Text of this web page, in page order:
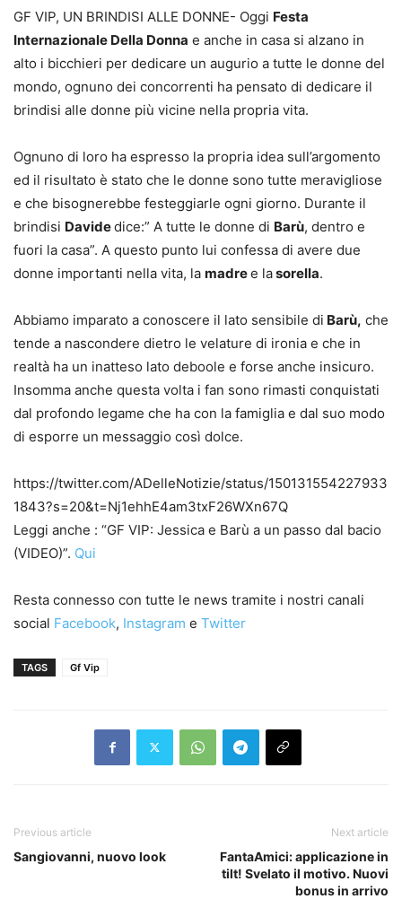
GF VIP, UN BRINDISI ALLE DONNE- Oggi Festa
Internazionale Della Donna e anche in casa si alzano in
alto i bicchieri per dedicare un augurio a tutte le donne del
mondo, ognuno dei concorrenti ha pensato di dedicare il
brindisi alle donne più vicine nella propria vita.
Ognuno di loro ha espresso la propria idea sull’argomento
ed il risultato è stato che le donne sono tutte meravigliose
e che bisognerebbe festeggiarle ogni giorno. Durante il
brindisi Davidedice:” A tutte le donne di Barù, dentro e
fuori la casa”. A questo punto lui confessa di avere due
donne importanti nella vita, la madree lasorella.
Abbiamo imparato a conoscere il lato sensibile di Barù, che
tende a nascondere dietro le velature di ironia e che in
realtà ha un inatteso lato deboole e forse anche insicuro.
Insomma anche questa volta i fan sono rimasti conquistati
dal profondo legame che ha con la famiglia e dal suo modo
di esporre un messaggio così dolce.
https://twitter.com/ADelleNotizie/status/150131554227933
1843?s=20&t=Nj1ehhE4am3txF26WXn67Q
Leggi anche : “GF VIP: Jessica e Barù a un passo dal bacio
(VIDEO)”. Qui
Resta connesso con tutte le news tramite i nostri canali
social Facebook, Instagram e Twitter
TAGS Gf Vip
Previous article
Sangiovanni, nuovo look
Next article
FantaAmici: applicazione in
tilt! Svelato il motivo. Nuovi
bonus in arrivo